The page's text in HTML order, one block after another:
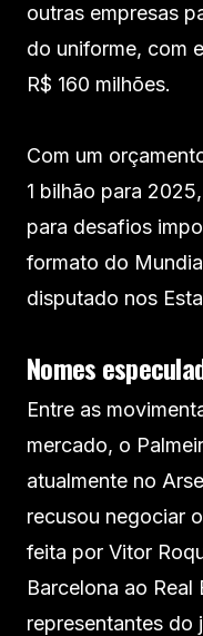
outras empresas
do uniforme, com
R$ 160 milhões.
Com um
1 bilhão para
para desafios
formato do
disputado nos
Nomes
Entre as
mercado, o
atualmente no
recusou negociar
feita por Vitor
Barcelona ao Real
representantes do